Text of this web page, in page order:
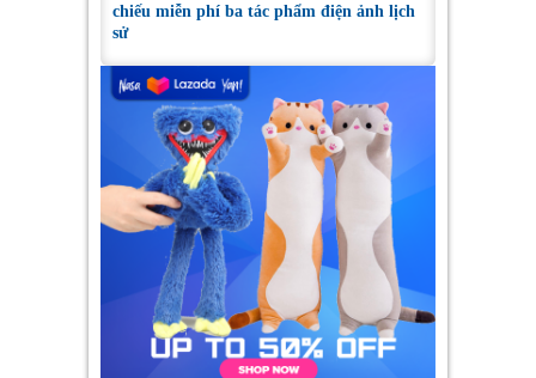
chiếu miễn phí ba tác phẩm điện ảnh lịch
sử